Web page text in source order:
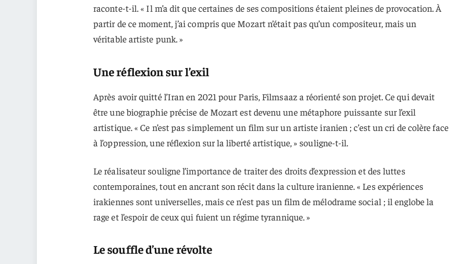
raconte-t-il. « Il m’a dit que certaines de ses compositions étaient pleines de provocation. À
partir de ce moment, j’ai compris que Mozart n’était pas qu’un compositeur, mais un
véritable artiste punk. »
Une réflexion sur l’exil
Après avoir quitté l’Iran en 2021 pour Paris, Filmsaaz a réorienté son projet. Ce qui devait
être une biographie précise de Mozart est devenu une métaphore puissante sur l’exil
artistique. « Ce n’est pas simplement un film sur un artiste iranien ; c’est un cri de colère face
à l’oppression, une réflexion sur la liberté artistique, » souligne-t-il.
Le réalisateur souligne l’importance de traiter des droits d’expression et des luttes
contemporaines, tout en ancrant son récit dans la culture iranienne. « Les expériences
irakiennes sont universelles, mais ce n’est pas un film de mélodrame social ; il englobe la
rage et l’espoir de ceux qui fuient un régime tyrannique. »
Le souffle d’une révolte